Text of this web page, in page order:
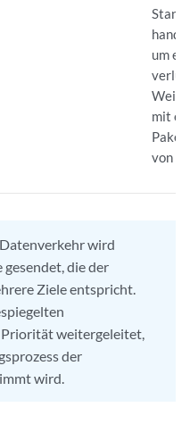
um
mit
von
wird
gesendet, die der
Ziele entspricht.
weitergeleitet,
der
wird.